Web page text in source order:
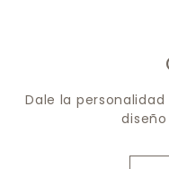
Dale la